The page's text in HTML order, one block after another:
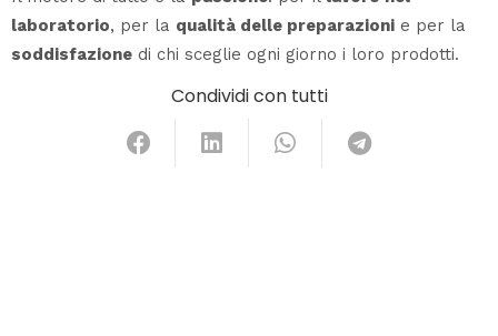
laboratorio, per la qualità delle preparazioni e per la
soddisfazione di chi sceglie ogni giorno i loro prodotti.
Condividi con tutti